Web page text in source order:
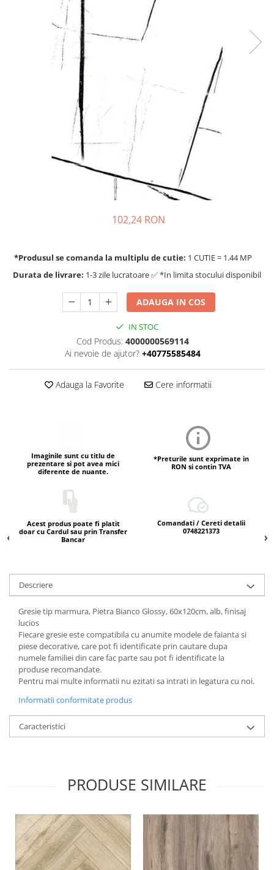
102,24 RON
*Produsul se comanda la multiplu de cutie: 1 CUTIE = 1.44 MP
Durata de livrare: 1-3 zile lucratoare ✅ *In limita stocului disponibil
ADAUGA IN COS
IN STOC
Cod Produs: 4000000569114
Ai nevoie de ajutor? +40775585484
Adauga la Favorite Cere informatii
Imaginile sunt cu titlu de
prezentare si pot avea mici
diferente de nuante.
*Preturile sunt exprimate in
RON si contin TVA
Acest produs poate fi platit
doar cu Cardul sau prin Transfer
Bancar
Comandati / Cereti detalii
0748221373
Descriere
Gresie tip marmura, Pietra Bianco Glossy, 60x120cm, alb, finisaj
lucios
Fiecare gresie este compatibila cu anumite modele de faianta si
piese decorative, care pot fi identificate prin cautare dupa
numele familiei din care fac parte sau pot fi identificate la
produse recomandate.
Pentru mai multe informatii nu ezitati sa intrati in legatura cu noi.
Informatii conformitate produs
Caracteristici
PRODUSE SIMILARE